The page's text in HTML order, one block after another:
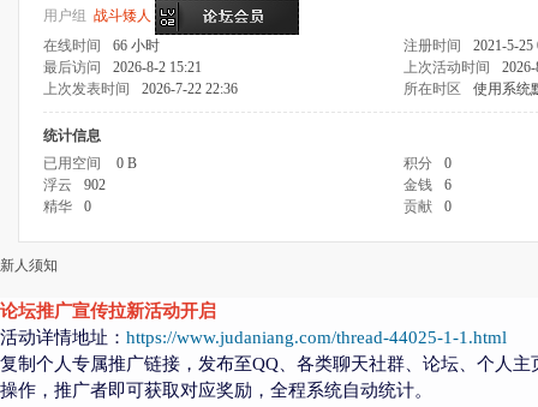
用户组 战斗矮人
在线时间
66 小时 注册时间
2021-5-25
最后访问
2026-8-2 15:21 上次活动时间
上次发表时间
2026-7-22 22:36 所在时区 使用系统
统计信息
已用空间
0 B 积分
0
浮云
902 金钱
6
精华
0 贡献 0
新人须知
论坛推广宣传拉新活动开启
活动详情地址： https://www.judaniang.com/thread-44025-1-1.html
复制个人专属推广链接，发布至QQ、各类聊天社群、论坛、个人
操作，推广者即可获取对应奖励，全程系统自动统计。